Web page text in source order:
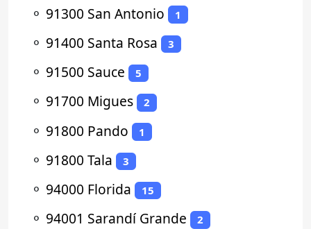
⚬ 91300 San Antonio 1
⚬ 91400 Santa Rosa 3
⚬ 91500 Sauce 5
⚬ 91700 Migues 2
⚬ 91800 Pando 1
⚬ 91800 Tala 3
⚬ 94000 Florida 15
⚬ 94001 Sarandí Grande 2